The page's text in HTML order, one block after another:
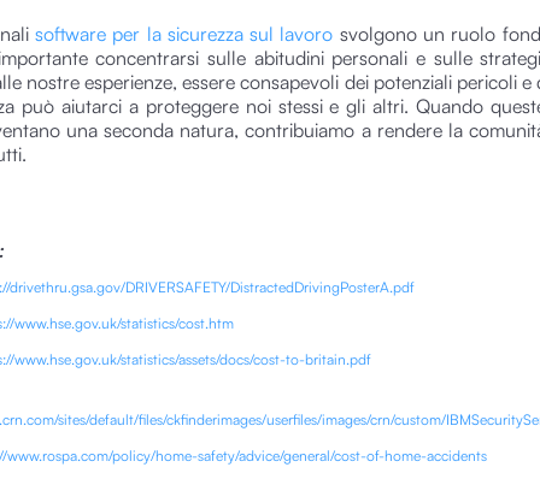
software per la sicurezza sul lavoro svolgono un ruolo
concentrarsi sulle abitudini personali e sulle
nostre esperienze, essere consapevoli dei potenziali pericoli e
può aiutarci a proteggere noi stessi e gli altri. Quando
una seconda natura, contribuiamo a rendere la
drivethru.gsa.gov/DRIVERSAFETY/DistractedDrivingPosterA.pdf
www.hse.gov.uk/statistics/cost.htm
www.hse.gov.uk/statistics/assets/docs/cost-to-britain.pdf
sites/default/files/ckfinderimages/userfiles/images/crn/custom/
www.rospa.com/policy/home-safety/advice/general/cost-of-home-accidents